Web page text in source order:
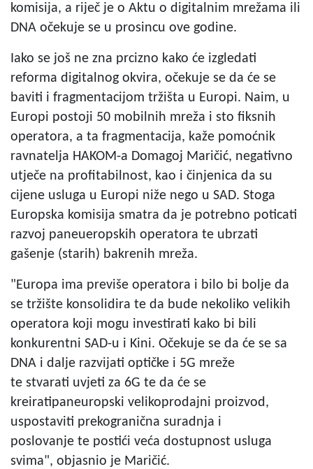
komisija, a riječ je o Aktu o digitalnim mrežama ili
DNA očekuje se u prosincu ove godine.
Iako se još ne zna prcizno kako će izgledati
reforma digitalnog okvira, očekuje se da će se
baviti i fragmentacijom tržišta u Europi. Naim, u
Europi postoji 50 mobilnih mreža i sto fiksnih
operatora, a ta fragmentacija, kaže pomoćnik
ravnatelja HAKOM-a Domagoj Maričić, negativno
utječe na profitabilnost, kao i činjenica da su
cijene usluga u Europi niže nego u SAD. Stoga
Europska komisija smatra da je potrebno poticati
razvoj paneueropskih operatora te ubrzati
gašenje (starih) bakrenih mreža.
"Europa ima previše operatora i bilo bi bolje da
se tržište konsolidira te da bude nekoliko velikih
operatora koji mogu investirati kako bi bili
konkurentni SAD-u i Kini. Očekuje se da će se sa
DNA i dalje razvijati optičke i 5G mreže
te stvarati uvjeti za 6G te da će se
kreiratipaneuropski velikoprodajni proizvod,
uspostaviti prekogranična suradnja i
poslovanje te postići veća dostupnost usluga
svima", objasnio je Maričić.